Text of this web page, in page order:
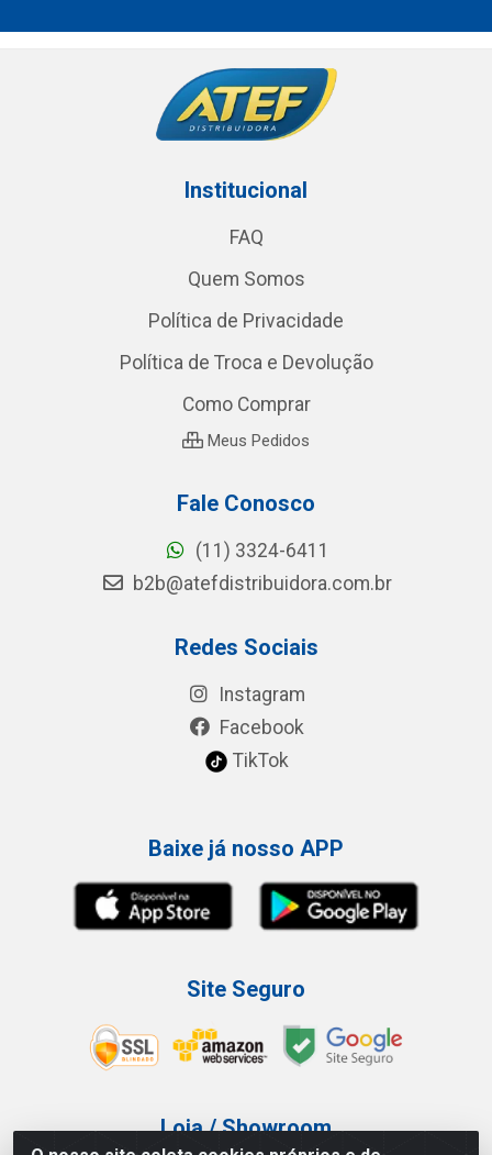
Institucional
FAQ
Quem Somos
Política de Privacidade
Política de Troca e Devolução
Como Comprar
Meus Pedidos
Fale Conosco
(11) 3324-6411
b2b@atefdistribuidora.com.br
Redes Sociais
Instagram
Facebook
TikTok
Baixe já nosso APP
Site Seguro
Loja / Showroom